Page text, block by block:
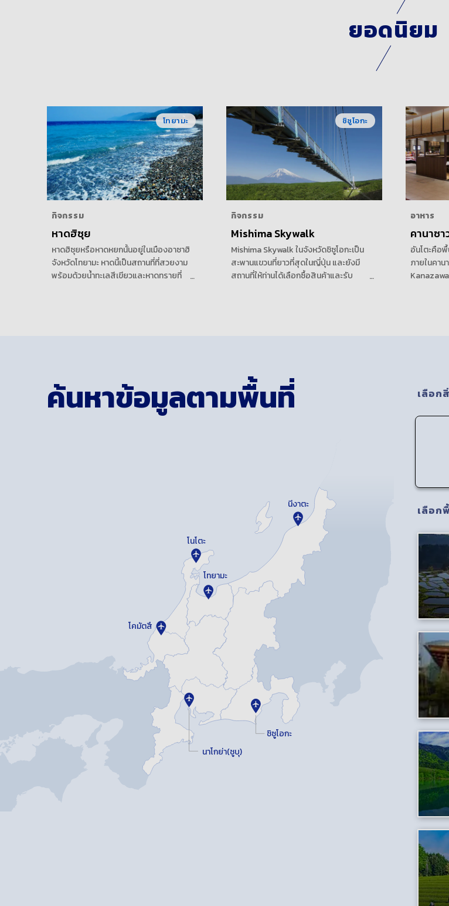
ยอดนิยม
โทยามะ
กิจกรรม
หาดฮิซุย
หาดฮิซุยหรือหาดหยกนั้นอยู่ในเมืองอาซาฮิ
จังหวัดโทยามะ หาดนี้เป็นสถานที่ที่สวยงาม
พร้อมด้วยน้ำทะเลสีเขียวและหาดทรายที่
ชิซูโอกะ
กิจกรรม
Mishima Skywalk
Mishima Skywalk ในจังหวัดชิซูโอกะเป็น
สะพานแขวนที่ยาวที่สุดในญี่ปุ่น และยังมี
สถานที่ให้ท่านได้เลือกซื้อสินค้าและรับ
และฮาโกเนะ
อาหาร
คานาซา
อันโตะคือ
ภายในคาน
ค้นหาข้อมูลตามพื้นที่ เลือก
เลือก
โคมัตสึ
นาโกย่า(ชูบุ)
ชิซูโอกะ
นีงาตะ
โนโตะ
โทยามะ